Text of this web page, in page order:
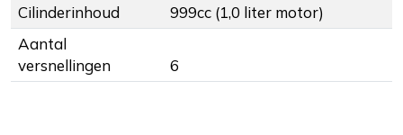
Cilinderinhoud
999cc (1,0 liter motor)
Aantal
versnellingen
6